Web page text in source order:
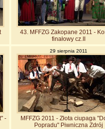
43. MFFZG Zakopane 2011 -
finałowy cz.II
-
29 sierpnia 2011
MFFZG 2011 - Złota ciupaga
Popradu" Piwniczna Zdrój